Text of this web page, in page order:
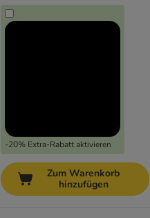
-20% Extra-Rabatt aktivieren
Zum Warenkorb
hinzufügen